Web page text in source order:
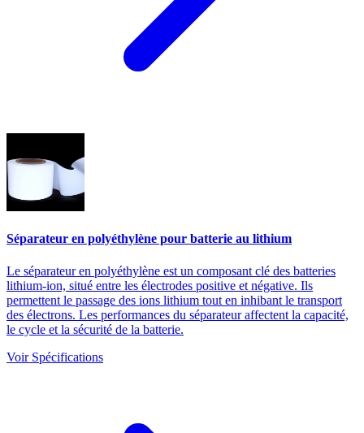
Séparateur en polyéthylène pour batterie au lithium
Le séparateur en polyéthylène est un composant clé des batteries
lithium-ion, situé entre les électrodes positive et négative. Ils
permettent le passage des ions lithium tout en inhibant le transport
des électrons. Les performances du séparateur affectent la capacité,
le cycle et la sécurité de la batterie.
Voir Spécifications